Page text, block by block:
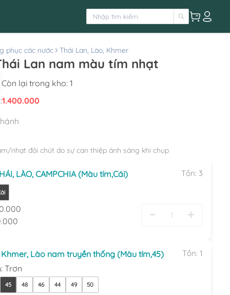
phục các nước Thái Lan, Lào, Khmer
Lan nam màu tím nhạt
Còn lại trong kho: 1
1.400.000
nhạt đôi chút do sự can thiệp ánh sáng khi chụp
LÀO, CAMPCHIA (Màu tím,Cái) Tồn: 3
Lào nam truyền thống (Màu tím,45) Tồn: 1
: Trơn
45 48 46 44 49 50